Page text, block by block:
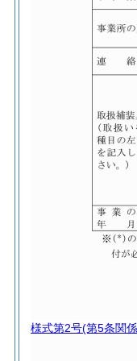
様式第2号(第5条関